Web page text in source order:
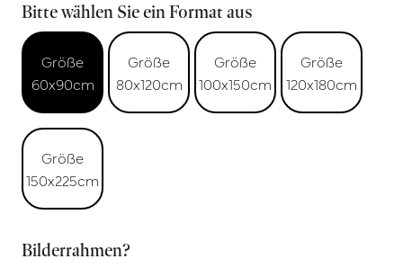
Bitte wählen Sie ein Format aus
Größe
60x90cm
Größe
80x120cm
Größe
100x150cm
Größe
120x180cm
Größe
150x225cm
Bilderrahmen?